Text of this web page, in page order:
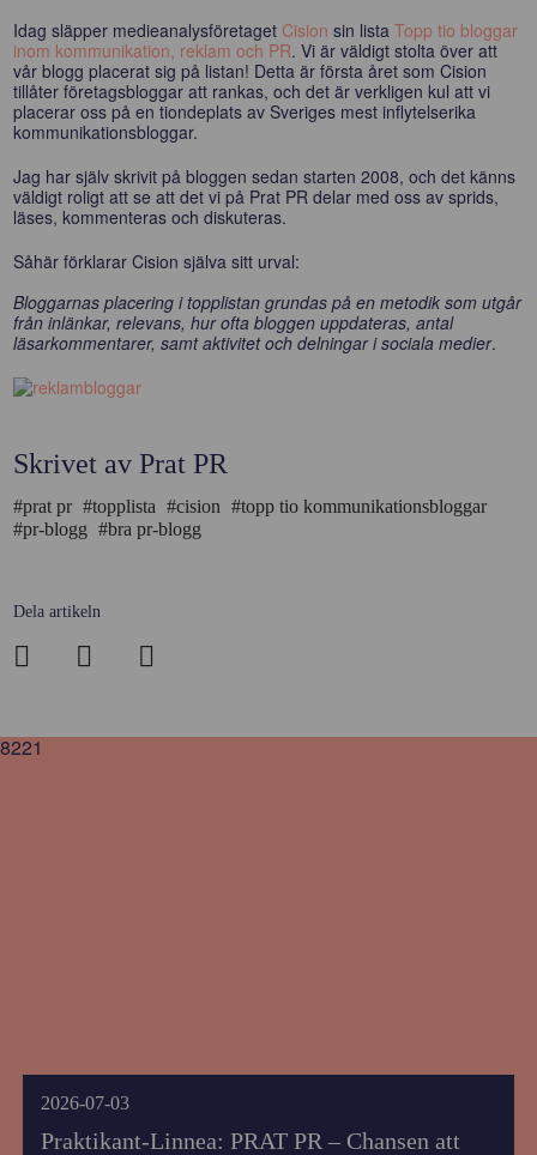
Idag släpper medieanalysföretaget Cision sin listaTopp tio bloggar
inom kommunikation, reklam och PR. Vi är väldigt stolta över att
vår blogg placerat sig på listan! Detta är första året som Cision
tillåter företagsbloggar att rankas, och det är verkligen kul att vi
placerar oss på en tiondeplats av Sveriges mest inflytelserika
kommunikationsbloggar.
Jag har själv skrivit på bloggen sedan starten 2008, och det känns
väldigt roligt att se att det vi på Prat PR delar med oss av sprids,
läses, kommenteras och diskuteras.
Såhär förklarar Cision själva sitt urval:
Bloggarnas placering i topplistan grundas på en metodik som utgår
från inlänkar, relevans, hur ofta bloggen uppdateras, antal
läsarkommentarer, samt aktivitet och delningar i sociala medier.
Skrivet av Prat PR
#prat pr #topplista #cision
#topp tio kommunikationsbloggar
#pr-blogg
#bra pr-blogg
Dela artikeln
8221
2026-07-03
Praktikant-Linnea: PRAT PR – Chansen att